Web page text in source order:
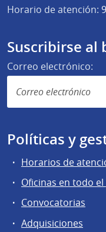
Horario de atención:
Suscribirse al
Correo electrónico:
Políticas y
Horarios de
Oficinas en todo el
Convocatorias
Adquisiciones